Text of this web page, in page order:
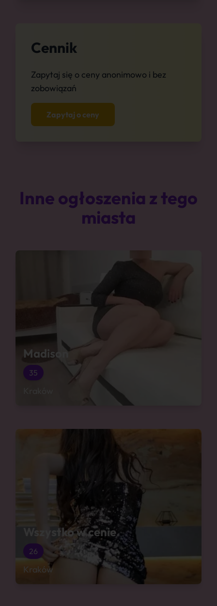
Cennik
Zapytaj się o ceny anonimowo i bez
zobowiązań
Zapytaj o ceny
Inne ogłoszenia z tego
miasta
Madison
35
Wszystko w cenie
26
Kraków